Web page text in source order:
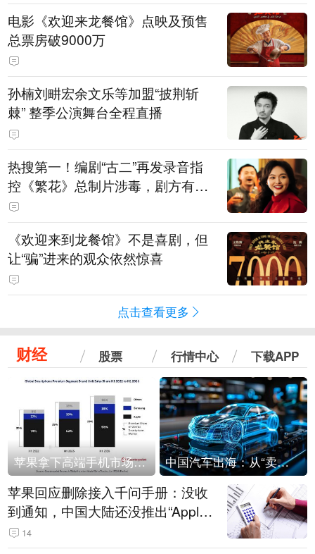
电影《欢迎来龙餐馆》点映及预售
总票房破9000万
孙楠刘畊宏余文乐等加盟“披荆斩
棘” 整季公演舞台全程直播
热搜第一！编剧“古二”再发录音指
控《繁花》总制片涉毒，剧方有税
务问题，录音中王家卫称“一点够
了，要不然又要出事”
《欢迎来到龙餐馆》不是喜剧，但
让“骗”进来的观众依然惊喜
点击查看更多
财经 股票 行情中心 下载APP
苹果拿下高端手机市场65%的份额：iPhone 17系列功不可没 中国汽车出海：从“卖出去”到“走进去”
苹果回应删除接入千问手册：没收
到通知，中国大陆还没推出“Apple
智能使用千问”功能
14